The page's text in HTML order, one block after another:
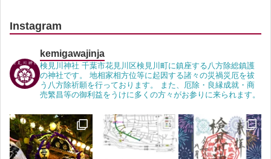
Instagram
kemigawajinja
検見川神社 千葉市花見川区検見川町に鎮座する八方除総鎮護
の神社です。 地相家相方位等に起因する諸々の災禍災厄を祓
う八方除祈願を行っております。 また、厄除・良縁成就・商
売繁昌等の御利益をうけに多くの方々がお参りに来られます。